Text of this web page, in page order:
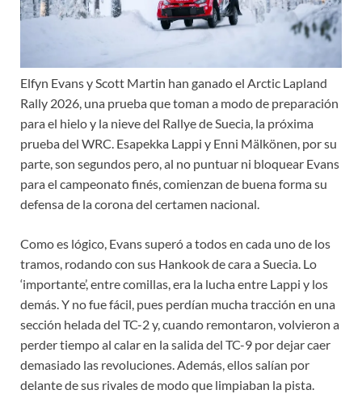
Elfyn Evans y Scott Martin han ganado el Arctic Lapland
Rally 2026, una prueba que toman a modo de preparación
para el hielo y la nieve del Rallye de Suecia, la próxima
prueba del WRC. Esapekka Lappi y Enni Mälkönen, por su
parte, son segundos pero, al no puntuar ni bloquear Evans
para el campeonato finés, comienzan de buena forma su
defensa de la corona del certamen nacional.
Como es lógico, Evans superó a todos en cada uno de los
tramos, rodando con sus Hankook de cara a Suecia. Lo
‘importante’, entre comillas, era la lucha entre Lappi y los
demás. Y no fue fácil, pues perdían mucha tracción en una
sección helada del TC-2 y, cuando remontaron, volvieron a
perder tiempo al calar en la salida del TC-9 por dejar caer
demasiado las revoluciones. Además, ellos salían por
delante de sus rivales de modo que limpiaban la pista.